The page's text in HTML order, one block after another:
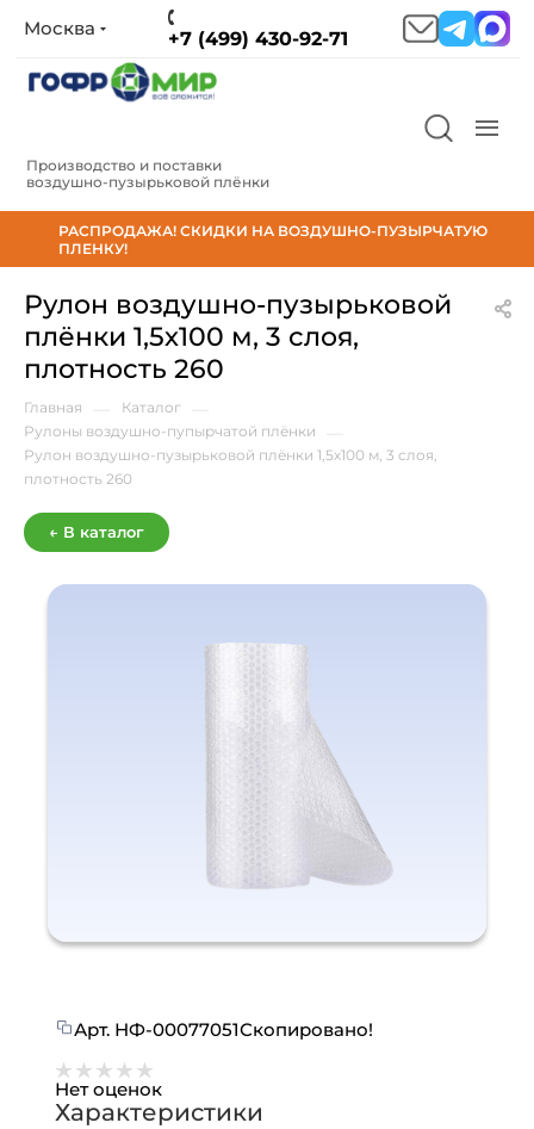
Москва +7 (499) 430-92-71
Производство и поставки
воздушно‑пузырьковой плёнки
РАСПРОДАЖА! СКИДКИ НА ВОЗДУШНО-ПУЗЫРЧАТУЮ
ПЛЕНКУ!
Рулон воздушно-пузырьковой
плёнки 1,5х100 м, 3 слоя,
плотность 260
Главная Каталог
Рулоны воздушно-пупырчатой плёнки
Рулон воздушно-пузырьковой плёнки 1,5х100 м, 3 слоя,
плотность 260
← В каталог
Арт. НФ-00077051Скопировано!
Нет оценок
Характеристики